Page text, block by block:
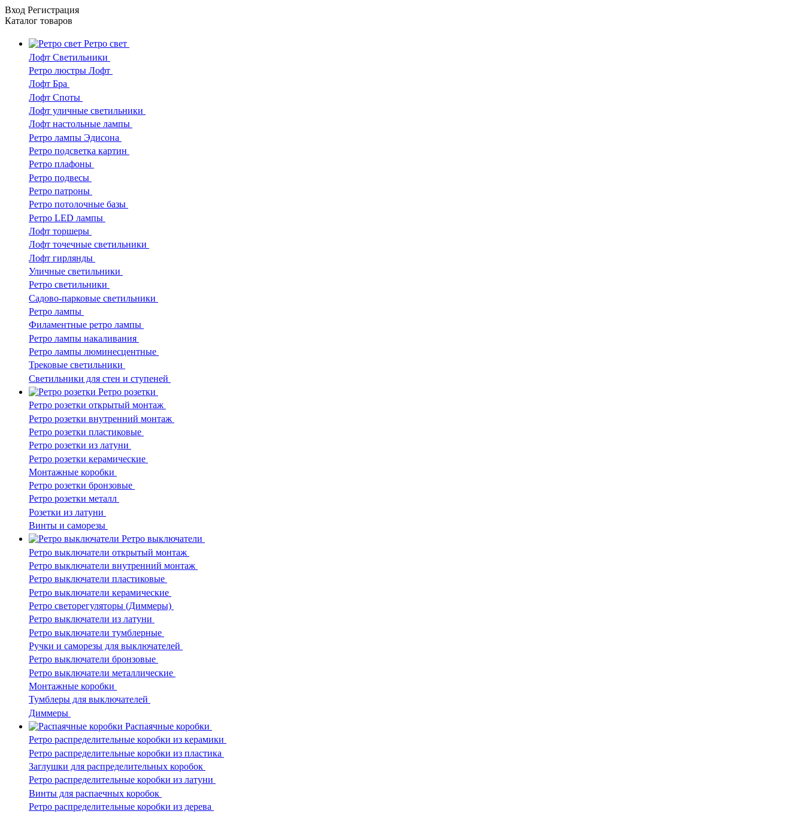
Вход Регистрация
Каталог товаров
Ретро свет
Лофт Светильники
Ретро люстры Лофт
Лофт Бра
Лофт Споты
Лофт уличные светильники
Лофт настольные лампы
Ретро лампы Эдисона
Ретро подсветка картин
Ретро плафоны
Ретро подвесы
Ретро патроны
Ретро потолочные базы
Ретро LED лампы
Лофт торшеры
Лофт точечные светильники
Лофт гирлянды
Уличные светильники
Ретро светильники
Садово-парковые светильники
Ретро лампы
Филаментные ретро лампы
Ретро лампы накаливания
Ретро лампы люминесцентные
Трековые светильники
Светильники для стен и ступеней
Ретро розетки
Ретро розетки открытый монтаж
Ретро розетки внутренний монтаж
Ретро розетки пластиковые
Ретро розетки из латуни
Ретро розетки керамические
Монтажные коробки
Ретро розетки бронзовые
Ретро розетки металл
Розетки из латуни
Винты и саморезы
Ретро выключатели
Ретро выключатели открытый монтаж
Ретро выключатели внутренний монтаж
Ретро выключатели пластиковые
Ретро выключатели керамические
Ретро светорегуляторы (Диммеры)
Ретро выключатели из латуни
Ретро выключатели тумблерные
Ручки и саморезы для выключателей
Ретро выключатели бронзовые
Ретро выключатели металлические
Монтажные коробки
Тумблеры для выключателей
Диммеры
Распаячные коробки
Ретро распределительные коробки из керамики
Ретро распределительные коробки из пластика
Заглушки для распределительных коробок
Ретро распределительные коробки из латуни
Винты для распаечных коробок
Ретро распределительные коробки из дерева